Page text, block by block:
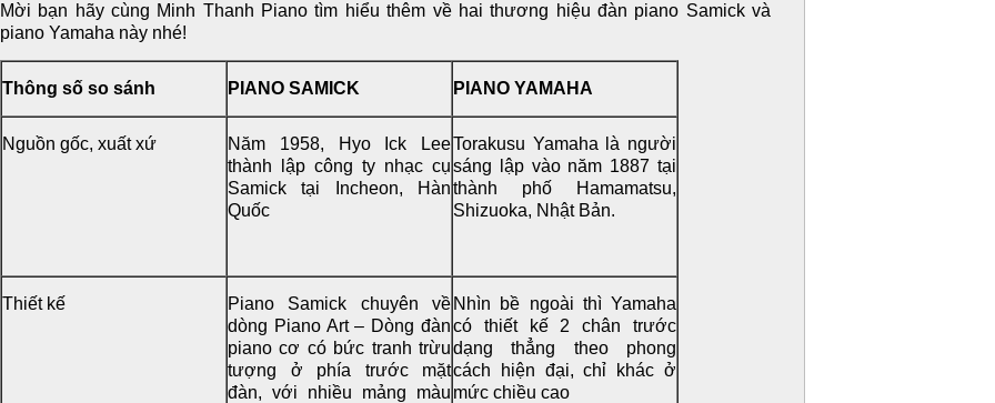
Mời bạn hãy cùng Minh Thanh Piano tìm hiểu thêm về hai thương hiệu đàn piano Samick và
piano Yamaha này nhé!
Thông số so sánh PIANO SAMICK PIANO YAMAHA
Nguồn gốc, xuất xứ
Năm 1958, Hyo Ick Lee
thành lập công ty nhạc cụ
Samick tại Incheon, Hàn
Quốc
Torakusu Yamaha là người
sáng lập vào năm 1887 tại
thành phố Hamamatsu,
Shizuoka, Nhật Bản.
Thiết kế
Piano Samick chuyên về
dòng Piano Art – Dòng đàn
piano cơ có bức tranh trừu
tượng ở phía trước mặt
đàn, với nhiều mảng màu
Nhìn bề ngoài thì Yamaha
có thiết kế 2 chân trước
dạng thẳng theo phong
cách hiện đại, chỉ khác ở
mức chiều cao